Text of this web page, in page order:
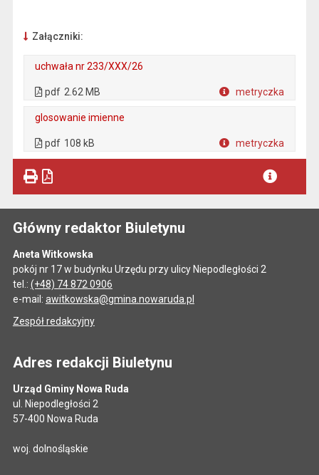
Załączniki:
uchwała nr 233/XXX/26
pdf 2.62 MB metryczka
glosowanie imienne
pdf 108 kB metryczka
Główny redaktor Biuletynu
Aneta Witkowska
pokój nr 17 w budynku Urzędu przy ulicy Niepodległości 2
tel.: (+48) 74 872 0906
e-mail: awitkowska@gmina.nowaruda.pl
Zespół redakcyjny
Adres redakcji Biuletynu
Urząd Gminy Nowa Ruda
ul. Niepodległości 2
57-400 Nowa Ruda
woj. dolnośląskie